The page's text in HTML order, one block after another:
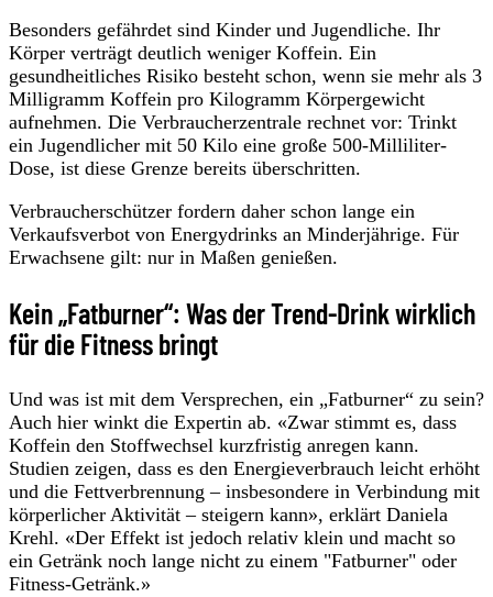
Besonders gefährdet sind Kinder und Jugendliche. Ihr
Körper verträgt deutlich weniger Koffein. Ein
gesundheitliches Risiko besteht schon, wenn sie mehr als 3
Milligramm Koffein pro Kilogramm Körpergewicht
aufnehmen. Die Verbraucherzentrale rechnet vor: Trinkt
ein Jugendlicher mit 50 Kilo eine große 500-Milliliter-
Dose, ist diese Grenze bereits überschritten.
Verbraucherschützer fordern daher schon lange ein
Verkaufsverbot von Energydrinks an Minderjährige. Für
Erwachsene gilt: nur in Maßen genießen.
Kein „Fatburner“: Was der Trend-Drink wirklich
für die Fitness bringt
Und was ist mit dem Versprechen, ein „Fatburner“ zu sein?
Auch hier winkt die Expertin ab. «Zwar stimmt es, dass
Koffein den Stoffwechsel kurzfristig anregen kann.
Studien zeigen, dass es den Energieverbrauch leicht erhöht
und die Fettverbrennung – insbesondere in Verbindung mit
körperlicher Aktivität – steigern kann», erklärt Daniela
Krehl. «Der Effekt ist jedoch relativ klein und macht so
ein Getränk noch lange nicht zu einem "Fatburner" oder
Fitness-Getränk.»